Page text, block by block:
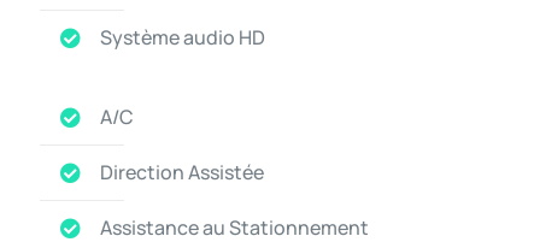
Système audio HD
A/C
Direction Assistée
Assistance au Stationnement